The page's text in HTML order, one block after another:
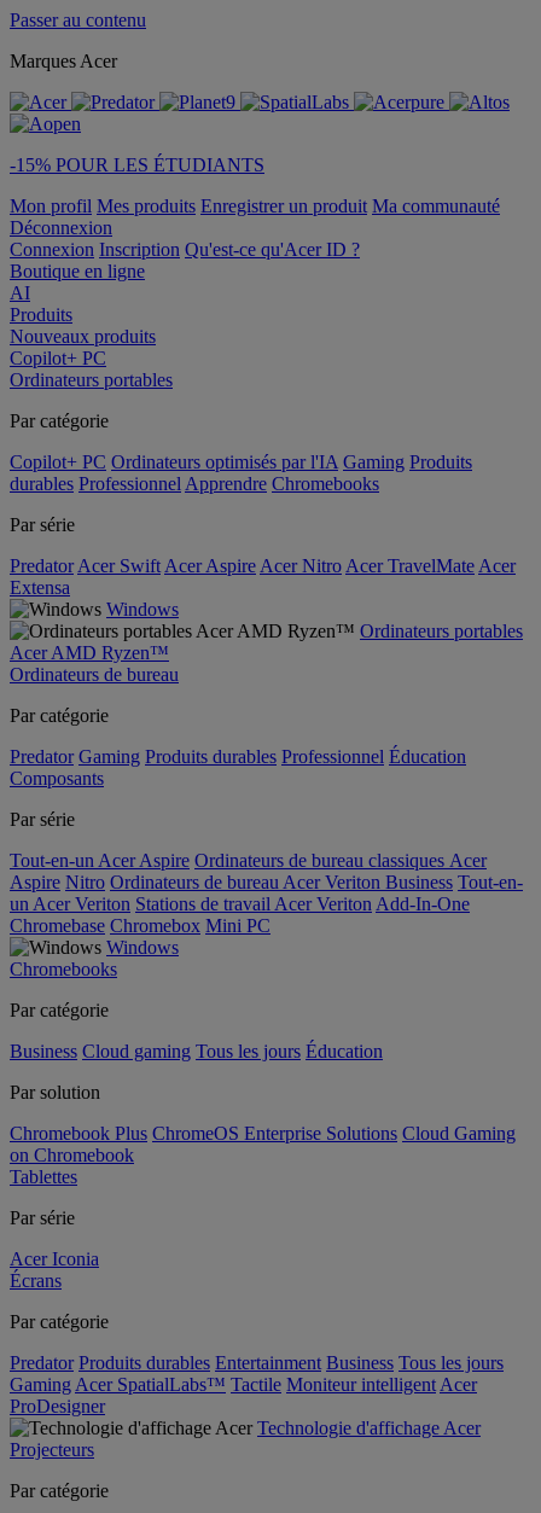
Passer au contenu
Marques Acer
-15% POUR LES ÉTUDIANTS
Mon profil Mes produits Enregistrer un produit Ma communauté
Déconnexion
Connexion Inscription Qu'est-ce qu'Acer ID ?
Boutique en ligne
AI
Produits
Nouveaux produits
Copilot+ PC
Ordinateurs portables
Par catégorie
Copilot+ PC Ordinateurs optimisés par l'IA Gaming Produits
durables Professionnel Apprendre Chromebooks
Par série
Predator Acer Swift Acer Aspire Acer Nitro Acer TravelMate Acer
Extensa
Windows
Ordinateurs portables
Acer AMD Ryzen™
Ordinateurs de bureau
Par catégorie
Predator Gaming Produits durables Professionnel Éducation
Composants
Par série
Tout-en-un Acer Aspire Ordinateurs de bureau classiques Acer
Aspire Nitro Ordinateurs de bureau Acer Veriton Business Tout-en-
un Acer Veriton Stations de travail Acer Veriton Add-In-One
Chromebase Chromebox Mini PC
Windows
Chromebooks
Par catégorie
Business Cloud gaming Tous les jours Éducation
Par solution
Chromebook Plus ChromeOS Enterprise Solutions Cloud Gaming
on Chromebook
Tablettes
Par série
Acer Iconia
Écrans
Par catégorie
Predator Produits durables Entertainment Business Tous les jours
Gaming Acer SpatialLabs™ Tactile Moniteur intelligent Acer
ProDesigner
Technologie d'affichage Acer
Projecteurs
Par catégorie